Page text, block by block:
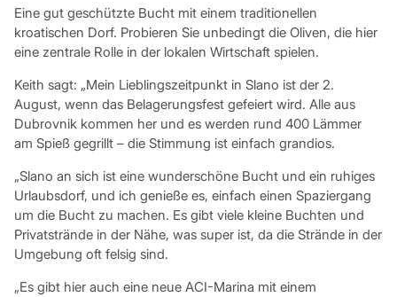
Eine gut geschützte Bucht mit einem traditionellen
kroatischen Dorf. Probieren Sie unbedingt die Oliven, die hier
eine zentrale Rolle in der lokalen Wirtschaft spielen.
Keith sagt: „Mein Lieblingszeitpunkt in Slano ist der 2.
August, wenn das Belagerungsfest gefeiert wird. Alle aus
Dubrovnik kommen her und es werden rund 400 Lämmer
am Spieß gegrillt – die Stimmung ist einfach grandios.
„Slano an sich ist eine wunderschöne Bucht und ein ruhiges
Urlaubsdorf, und ich genieße es, einfach einen Spaziergang
um die Bucht zu machen. Es gibt viele kleine Buchten und
Privatstrände in der Nähe, was super ist, da die Strände in der
Umgebung oft felsig sind.
„Es gibt hier auch eine neue ACI-Marina mit einem